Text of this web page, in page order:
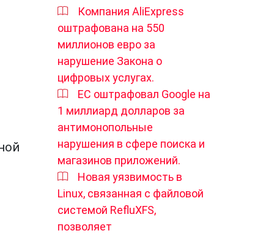
Компания AliExpress
оштрафована на 550
миллионов евро за
нарушение Закона о
цифровых услугах.
ЕС оштрафовал Google на
1 миллиард долларов за
антимонопольные
нарушения в сфере поиска и
магазинов приложений.
Новая уязвимость в
Linux, связанная с файловой
системой RefluXFS,
позволяет